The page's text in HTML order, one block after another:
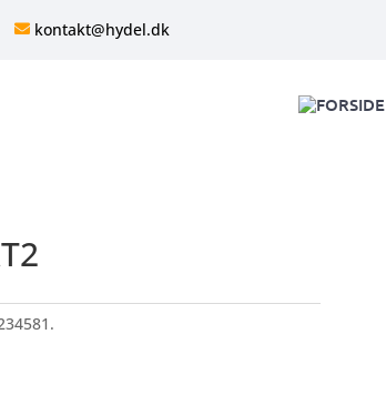
kontakt@hydel.dk
FORSIDE